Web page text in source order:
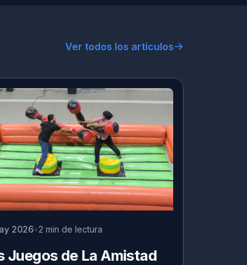
Ver todos los artículos
2026 2 min de lectura
Juegos de La Amistad